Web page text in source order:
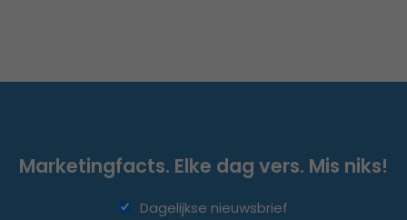
Marketingfacts. Elke dag vers. Mis niks!
Dagelijkse nieuwsbrief